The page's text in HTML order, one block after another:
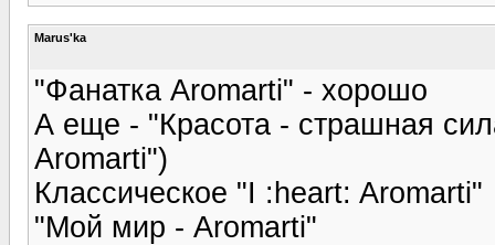
Marus'ka
"Фанатка Aromarti" - хорошо
А еще - "Красота - страшная
Aromarti")
Классическое "I :heart: Aromarti"
"Мой мир - Aromarti"